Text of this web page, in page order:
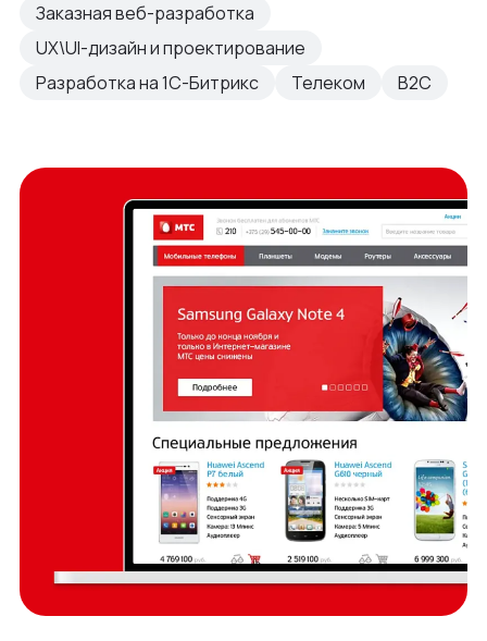
Заказная веб-разработка
UX\UI-дизайн и проектирование
Разработка на 1С-Битрикс
Телеком B2C